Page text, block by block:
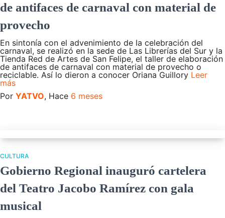
de antifaces de carnaval con material de
provecho
En sintonía con el advenimiento de la celebración del
carnaval, se realizó en la sede de Las Librerías del Sur y la
Tienda Red de Artes de San Felipe, el taller de elaboración
de antifaces de carnaval con material de provecho o
reciclable. Así lo dieron a conocer Oriana Guillory Leer
más
Por YATVO, Hace 6 meses
CULTURA
Gobierno Regional inauguró cartelera
del Teatro Jacobo Ramírez con gala
musical